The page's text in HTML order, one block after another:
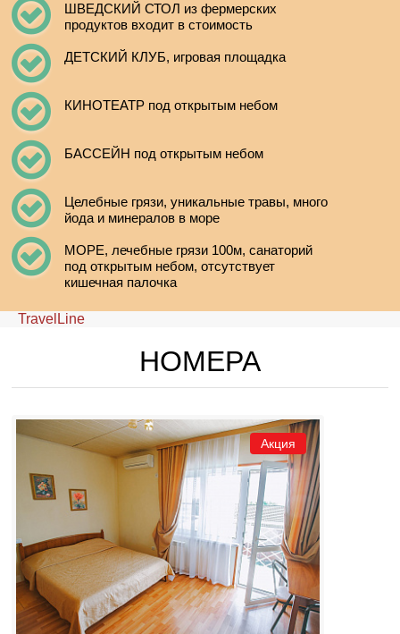
ШВЕДСКИЙ СТОЛ из фермерских
продуктов входит в стоимость
ДЕТСКИЙ КЛУБ, игровая площадка
КИНОТЕАТР под открытым небом
БАССЕЙН под открытым небом
Целебные грязи, уникальные травы, много
йода и минералов в море
МОРЕ, лечебные грязи 100м, санаторий
под открытым небом, отсутствует
кишечная палочка
TravelLine
НОМЕРА
Акция